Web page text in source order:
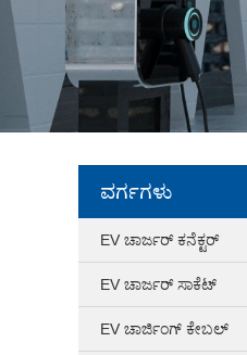
ವರ್ಗಗಳು
EV ಚಾರ್ಜರ್ ಕನೆಕ್ಟರ್
EV ಚಾರ್ಜರ್ ಸಾಕೆಟ್
EV ಚಾರ್ಜಿಂಗ್ ಕೇಬಲ್